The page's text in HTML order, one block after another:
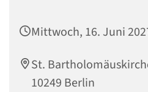
Mittwoch, 16. Juni
St.
10249 Berlin